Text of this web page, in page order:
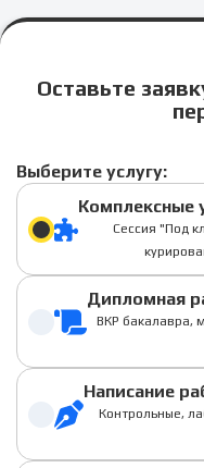
Оставьте
Выберите услугу:
Комплексные
Сессия "Под
Дипломная
ВКР бакалавра,
Написание
Контрольные,